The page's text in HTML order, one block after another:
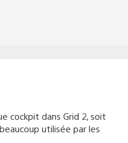
cockpit dans Grid 2, soit
utilisée par les